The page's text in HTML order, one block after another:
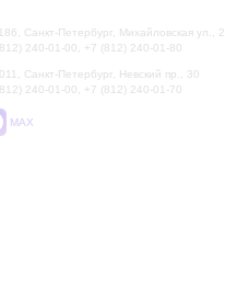
Санкт-Петербург, Михайловская ул., 2
240-01-00, +7 (812) 240-01-80
Санкт-Петербург, Невский пр., 30
240-01-00, +7 (812) 240-01-70
MAX